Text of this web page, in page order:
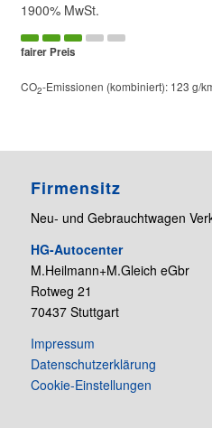
1900% MwSt.
fairer Preis
CO2-Emissionen (kombiniert): 123 g/
Firmensitz
Neu- und Gebrauchtwagen
HG-Autocenter
M.Heilmann+M.Gleich eGbr
Rotweg 21
70437 Stuttgart
Impressum
Datenschutzerklärung
Cookie-Einstellungen